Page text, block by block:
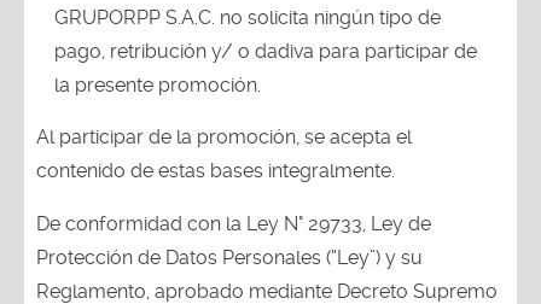
GRUPORPP S.A.C. no solicita ningún tipo de
pago, retribución y/ o dadiva para participar de
la presente promoción.
Al participar de la promoción, se acepta el
contenido de estas bases integralmente.
De conformidad con la Ley N° 29733, Ley de
Protección de Datos Personales (“Ley”) y su
Reglamento, aprobado mediante Decreto Supremo